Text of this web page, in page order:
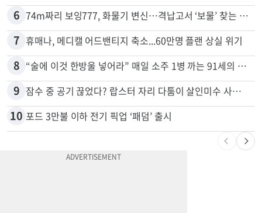
6 74m짜리 보잉777, 화물기 변신…격납고서 ‘보물’ 찾는 인천공항
7 휴매나, 메디캘 어드밴티지 축소...60만명 플랜 상실 위기
8 “술에 이것 한방울 넣어라” 매일 소주 1병 까는 91세의 철칙
9 잠수 중 공기 끊었다? 랍스터 자리 다툼이 살인미수 사건으로
10 포드 3만불 이하 전기 픽업 ‘패덤’ 출시